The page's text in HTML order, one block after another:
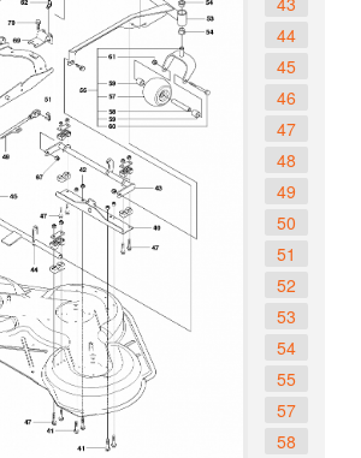
44
45
46
47
48
49
50
51
52
53
54
55
57
58